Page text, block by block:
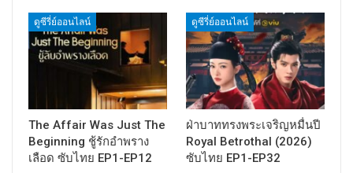
ดูซีรี่ย์ออนไลน์
The Affair Was Just The
Beginning ชู้รักอำพราง
เลือด ซับไทย EP1-EP12
ดูซีรี่ย์ออนไลน์
ฝ่าบาททรงพระเจริญหมื่นปี
Royal Betrothal (2026)
ซับไทย EP1-EP32